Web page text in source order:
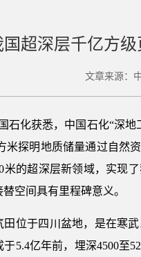
国超深层千亿方
文章来源：
石化获悉，中国石化“深
米探明地质储量通过自然
米的超深层新领域，实现
空间具有里程碑意义。
田位于四川盆地，是在寒
5.4亿年前，埋深4500至